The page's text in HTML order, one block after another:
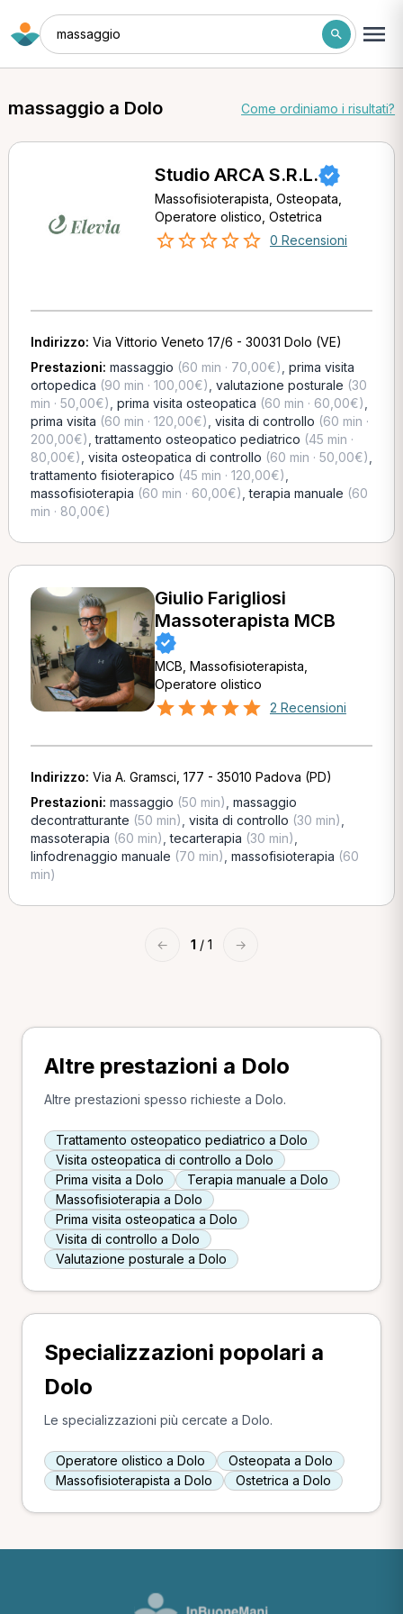
massaggio
massaggio a Dolo Come ordiniamo i risultati?
Studio ARCA S.R.L.
Massofisioterapista, Osteopata,
Operatore olistico, Ostetrica
0 Recensioni
Indirizzo: Via Vittorio Veneto 17/6 - 30031 Dolo (VE)
Prestazioni: massaggio (60 min · 70,00€) prima visita
ortopedica (90 min · 100,00€) valutazione posturale (30
min · 50,00€) prima visita osteopatica (60 min · 60,00€)
prima visita (60 min · 120,00€) visita di controllo (60 min ·
200,00€) ,trattamento osteopatico pediatrico (45 min ·
80,00€) visita osteopatica di controllo (60 min · 50,00€)
trattamento fisioterapico (45 min · 120,00€)
massofisioterapia (60 min · 60,00€) ,terapia manuale (60
min · 80,00€)
Giulio Farigliosi
Massoterapista MCB
MCB, Massofisioterapista,
Operatore olistico
2 Recensioni
Indirizzo: Via A. Gramsci, 177 - 35010 Padova (PD)
Prestazioni: massaggio (50 min) massaggio
decontratturante (50 min) visita di controllo (30 min)
massoterapia (60 min) ,tecarterapia (30 min)
linfodrenaggio manuale (70 min) massofisioterapia (60
min)
← 1 / 1 →
Altre prestazioni a Dolo
Altre prestazioni spesso richieste a Dolo.
Trattamento osteopatico pediatrico a Dolo
Visita osteopatica di controllo a Dolo
Prima visita a Dolo
Terapia manuale a Dolo
Massofisioterapia a Dolo
Prima visita osteopatica a Dolo
Visita di controllo a Dolo
Valutazione posturale a Dolo
Specializzazioni popolari a
Dolo
Le specializzazioni più cercate a Dolo.
Operatore olistico a Dolo
Osteopata a Dolo
Massofisioterapista a Dolo
Ostetrica a Dolo